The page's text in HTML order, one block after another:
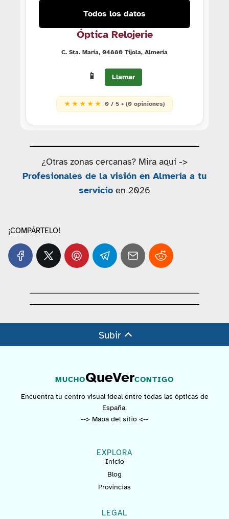
Todos los datos
Óptica Relojerie
C. Sta. María, 04880 Tíjola, Almería
📱 Llamar
★ ★ ★ ★ ★ 0 / 5 • (0 opiniones)
¿Otras zonas cercanas? Mira aquí ->
Profesionales de la visión en Almería a tu
servicio en 2026
¡COMPÁRTELO!
Subir
MUCHOQueVerCONTIGO
Encuentra tu centro visual ideal entre todas las ópticas de
España.
--> Mapa del sitio <--
EXPLORA
Inicio
Blog
Provincias
LEGAL